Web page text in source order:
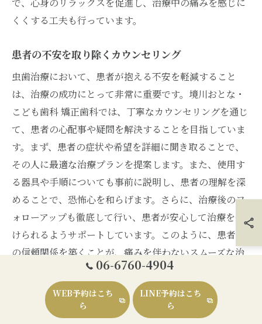
くくする工夫も行っています。
患者の不安を取り除くカウンセリング
虫歯治療において、患者が抱える不安を軽減すること
は、治療の成功にとって非常に重要です。境川おとな・
こども歯科 矯正歯科では、丁寧なカウンセリングを通じ
て、患者の心配事や疑問を解決することを目指していま
す。まず、患者の症状や希望を詳細に聞き取ることで、
その人に最適な治療プランを提案します。また、使用す
る器具や手順についても事前に説明し、患者の理解を深
めることで、恐怖心を和らげます。さらに、治療後のフ
ォローアップも徹底して行い、患者が安心して治療を受
けられるようサポートしています。このように、患者と
の信頼関係を築くことが、痛みを伴わないスムーズな治
療に繋がるのです。
薬剤を使った痛みゼロへの挑戦
06-6760-4904
WEB予約はこち
ら
LINE予約はこち
ら